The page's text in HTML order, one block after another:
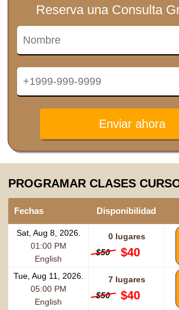
Reserva una Consulta
Enviar ahora
PROGRAMAR CLASES
Fechas Disponibilidad
Sat, Aug 8, 2026.
01:00 PM
English
0 lugares
$50
$40
Tue, Aug 11, 2026.
05:00 PM
English
7 lugares
$50
$40